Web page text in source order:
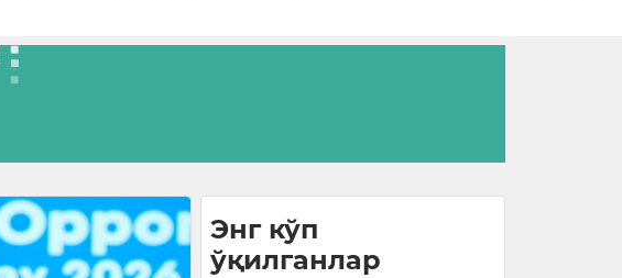
Энг кўп
ўқилганлар